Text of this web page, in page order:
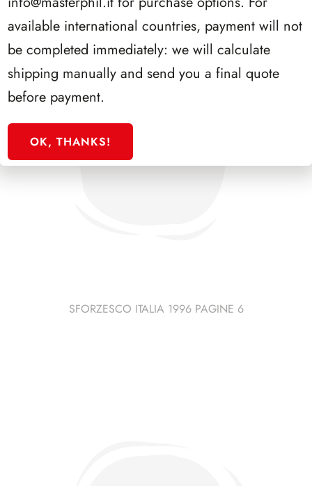
SFORZESCO ITALIA 1996 PAGINE 6
available international countries, payment will not
be completed immediately: we will calculate
shipping manually and send you a final quote
before payment.
OK, THANKS!